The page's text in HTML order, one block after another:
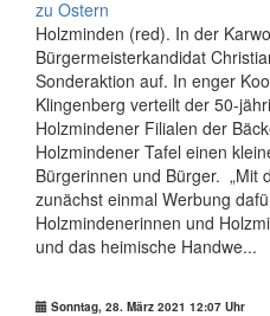
Holzminden (red). In der
Bürgermeisterkandidat
Sonderaktion auf. In enger
Klingenberg verteilt der 50-
Holzmindener Filialen der
Holzmindener Tafel einen
Bürgerinnen und Bürger. „Mit
zunächst einmal Werbung
Holzmindenerinnen und
und das heimische Handwe...
Sonntag, 28. März 2021 12:07 Uhr